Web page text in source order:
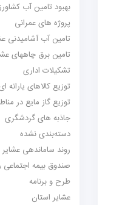
بهبود تامین آب
پروژه های عمرانی
تامین آب آشامیدنی
تامین برق چاههای
تشکیلات اداری
توزیع کالاهای یارانه
توزیع گاز مایع در
جاذبه های گردشگری
دسته‌بندی نشده
روند ساماندهی
صندوق بیمه اجتماعی
طرح و برنامه
عشایر استان